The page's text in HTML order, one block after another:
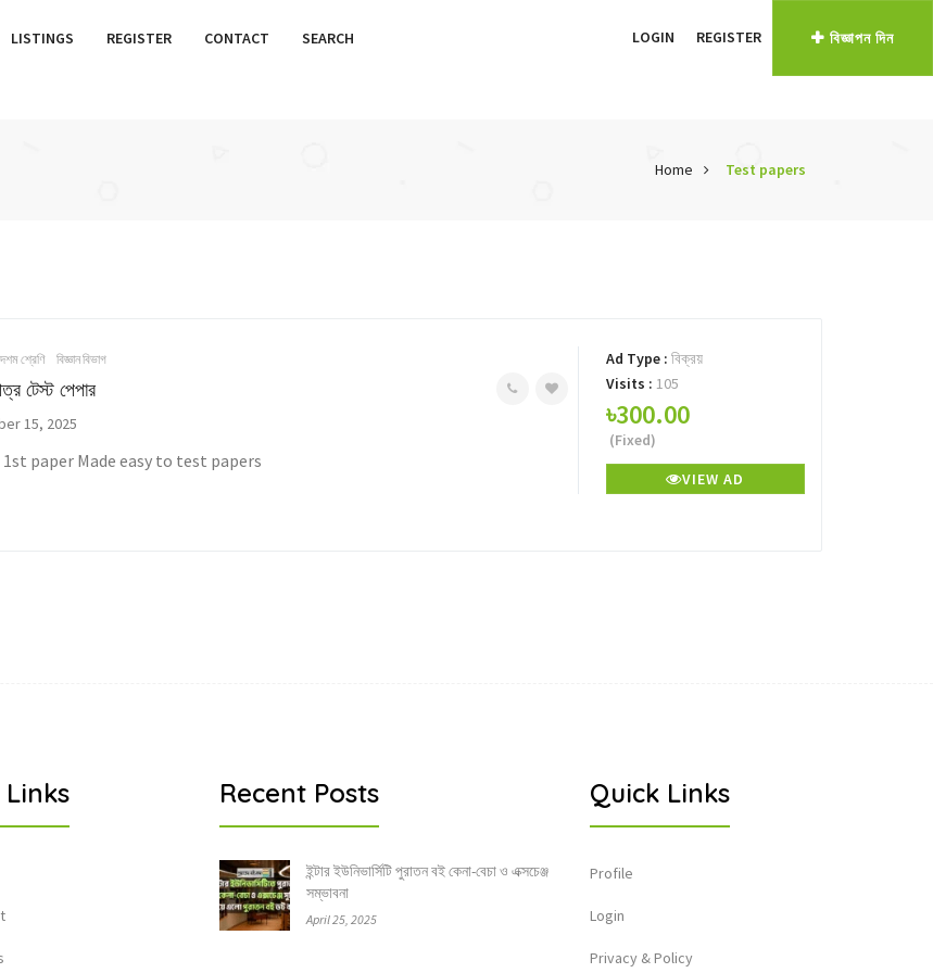
LISTINGS REGISTER CONTACT SEARCH LOGIN REGISTER বিজ্ঞাপন দিন
Home Test papers
শ্রেণি বিজ্ঞান বিভাগ
টেস্ট পেপার
15, 2025
1st paper Made easy to test papers
Ad Type : বিক্রয়
Visits : 105
৳300.00
(Fixed)
VIEW AD
Recent Posts
ইন্টার ইউনিভার্সিটি পুরাতন বই কেনা-বেচা ও এক্সচেঞ্জ
সম্ভাবনা
April 25, 2025
Quick Links
Profile
Login
Privacy & Policy